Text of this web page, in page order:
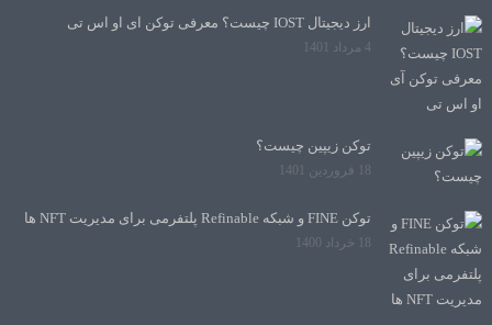
ارز دیجیتال IOST چیست؟ معرفی توکن آی او اس تی
4 مرداد 1401
توکن زیپین چیست؟
18 فروردین 1401
توکن FINE و شبکه Refinable پلتفرمی برای مدیریت NFT ها
18 خرداد 1400